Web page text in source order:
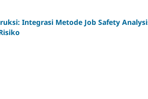
Integrasi Metode Job Safety